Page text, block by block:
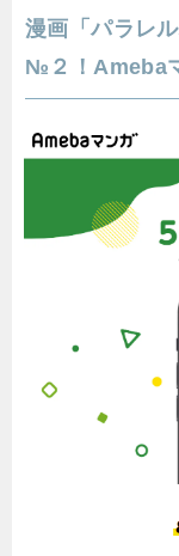
漫画「パラレ
№２！Ameba